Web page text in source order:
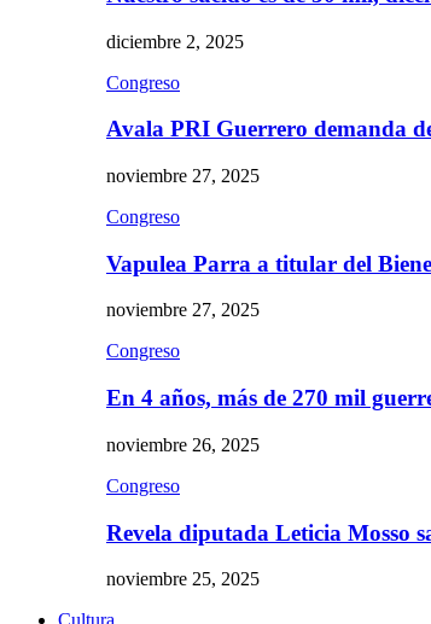
diciembre 2, 2025
Congreso
Avala PRI Guerrero demanda
noviembre 27, 2025
Congreso
Vapulea Parra a titular del
noviembre 27, 2025
Congreso
En 4 años, más de 270 mil
noviembre 26, 2025
Congreso
Revela diputada Leticia Mosso
noviembre 25, 2025